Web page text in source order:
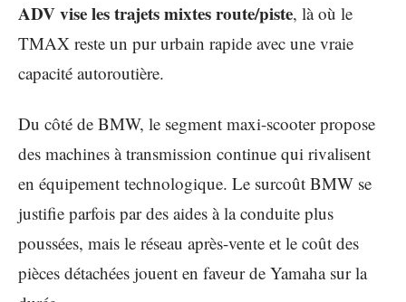
ADV vise les trajets mixtes route/piste, là où le
TMAX reste un pur urbain rapide avec une vraie
capacité autoroutière.
Du côté de BMW, le segment maxi-scooter propose
des machines à transmission continue qui rivalisent
en équipement technologique. Le surcoût BMW se
justifie parfois par des aides à la conduite plus
poussées, mais le réseau après-vente et le coût des
pièces détachées jouent en faveur de Yamaha sur la